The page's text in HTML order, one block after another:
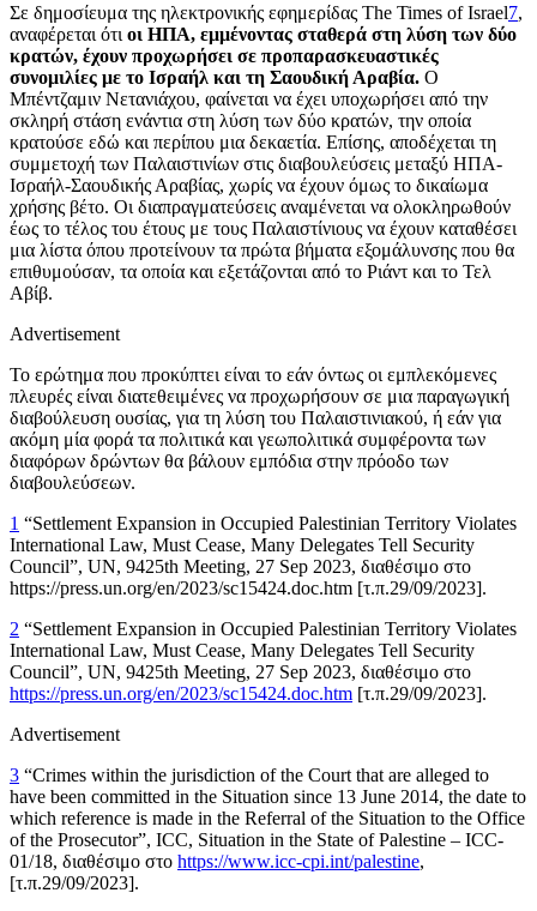
Σε δημοσίευμα της ηλεκτρονικής εφημερίδας The Times of Israel7,
αναφέρεται ότι οι ΗΠΑ, εμμένοντας σταθερά στη λύση των δύο
κρατών, έχουν προχωρήσει σε προπαρασκευαστικές
συνομιλίες με το Ισραήλ και τη Σαουδική Αραβία. Ο
Μπέντζαμιν Νετανιάχου, φαίνεται να έχει υποχωρήσει από την
σκληρή στάση ενάντια στη λύση των δύο κρατών, την οποία
κρατούσε εδώ και περίπου μια δεκαετία. Επίσης, αποδέχεται τη
συμμετοχή των Παλαιστινίων στις διαβουλεύσεις μεταξύ ΗΠΑ-
Ισραήλ-Σαουδικής Αραβίας, χωρίς να έχουν όμως το δικαίωμα
χρήσης βέτο. Οι διαπραγματεύσεις αναμένεται να ολοκληρωθούν
έως το τέλος του έτους με τους Παλαιστίνιους να έχουν καταθέσει
μια λίστα όπου προτείνουν τα πρώτα βήματα εξομάλυνσης που θα
επιθυμούσαν, τα οποία και εξετάζονται από το Ριάντ και το Τελ
Αβίβ.
Advertisement
Το ερώτημα που προκύπτει είναι το εάν όντως οι εμπλεκόμενες
πλευρές είναι διατεθειμένες να προχωρήσουν σε μια παραγωγική
διαβούλευση ουσίας, για τη λύση του Παλαιστινιακού, ή εάν για
ακόμη μία φορά τα πολιτικά και γεωπολιτικά συμφέροντα των
διαφόρων δρώντων θα βάλουν εμπόδια στην πρόοδο των
διαβουλεύσεων.
1 “Settlement Expansion in Occupied Palestinian Territory Violates
International Law, Must Cease, Many Delegates Tell Security
Council”, UN, 9425th Meeting, 27 Sep 2023, διαθέσιμο στο
https://press.un.org/en/2023/sc15424.doc.htm [τ.π.29/09/2023].
2 “Settlement Expansion in Occupied Palestinian Territory Violates
International Law, Must Cease, Many Delegates Tell Security
Council”, UN, 9425th Meeting, 27 Sep 2023, διαθέσιμο στο
https://press.un.org/en/2023/sc15424.doc.htm [τ.π.29/09/2023].
Advertisement
3 “Crimes within the jurisdiction of the Court that are alleged to
have been committed in the Situation since 13 June 2014, the date to
which reference is made in the Referral of the Situation to the Office
of the Prosecutor”, ICC, Situation in the State of Palestine – ICC-
01/18, διαθέσιμο στο https://www.icc-cpi.int/palestine,
[τ.π.29/09/2023].